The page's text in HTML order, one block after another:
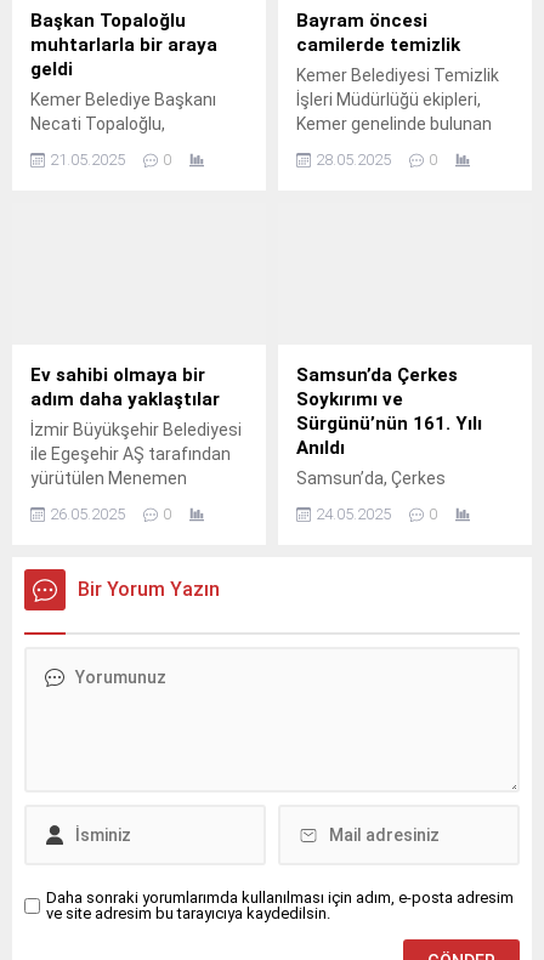
tarafından yürütülecek
programla, atıl kaynakların
ekonomiye kazandırılması,
rekabetçiliğin artırılması ve
bölgesel gelişmişlik
farklarının azaltılması
hedefleniyor. Program
Başkan Topaloğlu
muhtarlarla bir araya
geldi
Kemer Belediye Başkanı
Necati Topaloğlu,
gelerek mahallelerin
21.05.2025 0
Bayram öncesi
camilerde temizlik
Kemer Belediyesi Temizlik
İşleri Müdürlüğü ekipleri,
Kemer genelinde bulunan
Kurban Bayramı öncesi
28.05.2025 0
Ev sahibi olmaya bir
adım daha yaklaştılar
İzmir Büyükşehir Belediyesi
ile Egeşehir AŞ tarafından
yürütülen Menemen
teslim ve kontrol süreci
26.05.2025 0
Samsun’da Çerkes
Soykırımı ve
Sürgünü’nün 161. Yılı
Anıldı
Samsun’da, Çerkes
161. yılı dolayısıyla anma
etkinlik, Atakum...
24.05.2025 0
Bir Yorum Yazın
Daha sonraki yorumlarımda kullanılması için adım, e-posta adresim
ve site adresim bu tarayıcıya kaydedilsin.